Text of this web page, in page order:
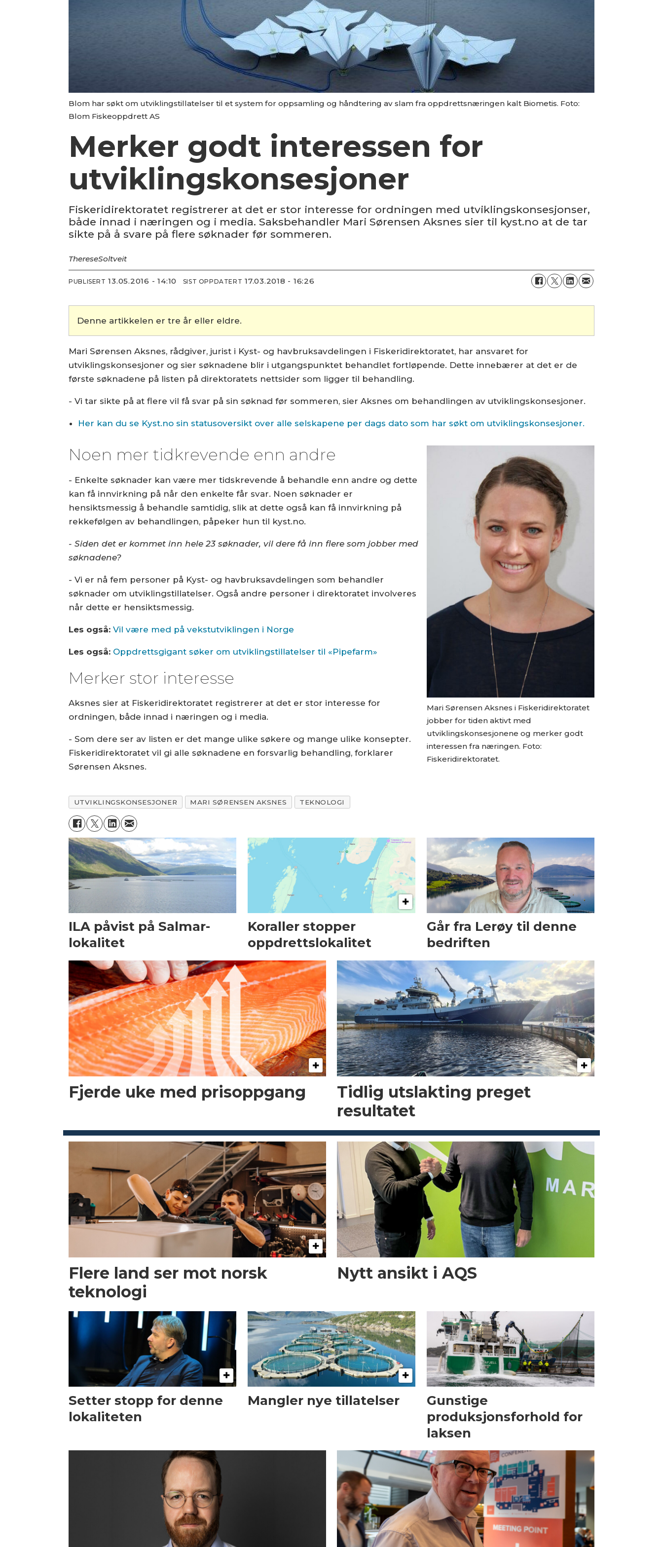
Blom har søkt om utviklingstillatelser til et system for oppsamling og håndtering av slam fra oppdrettsnæringen kalt Biometis. Foto:
Blom Fiskeoppdrett AS
Merker godt interessen for
utviklingskonsesjoner
Fiskeridirektoratet registrerer at det er stor interesse for ordningen med utviklingskonsesjonser,
både innad i næringen og i media. Saksbehandler Mari Sørensen Aksnes sier til kyst.no at de tar
sikte på å svare på flere søknader før sommeren.
ThereseSoltveit
PUBLISERT 13.05.2016 - 14:10 SIST OPPDATERT 17.03.2018 - 16:26
Denne artikkelen er tre år eller eldre.
Mari Sørensen Aksnes, rådgiver, jurist i Kyst- og havbruksavdelingen i Fiskeridirektoratet, har ansvaret for
utviklingskonsesjoner og sier søknadene blir i utgangspunktet behandlet fortløpende. Dette innebærer at det er de
første søknadene på listen på direktoratets nettsider som ligger til behandling.
- Vi tar sikte på at flere vil få svar på sin søknad før sommeren, sier Aksnes om behandlingen av utviklingskonsesjoner.
Her kan du se Kyst.no sin statusoversikt over alle selskapene per dags dato som har søkt om utviklingskonsesjoner.
Mari Sørensen Aksnes i Fiskeridirektoratet
jobber for tiden aktivt med
utviklingskonsesjonene og merker godt
interessen fra næringen. Foto:
Fiskeridirektoratet.
Noen mer tidkrevende enn andre
- Enkelte søknader kan være mer tidskrevende å behandle enn andre og dette
kan få innvirkning på når den enkelte får svar. Noen søknader er
hensiktsmessig å behandle samtidig, slik at dette også kan få innvirkning på
rekkefølgen av behandlingen, påpeker hun til kyst.no.
- Siden det er kommet inn hele 23 søknader, vil dere få inn flere som jobber med
søknadene?
- Vi er nå fem personer på Kyst- og havbruksavdelingen som behandler
søknader om utviklingstillatelser. Også andre personer i direktoratet involveres
når dette er hensiktsmessig.
Les også:Vil være med på vekstutviklingen i Norge
Les også: Oppdrettsgigant søker om utviklingstillatelser til «Pipefarm»
Merker stor interesse
Aksnes sier at Fiskeridirektoratet registrerer at det er stor interesse for
ordningen, både innad i næringen og i media.
- Som dere ser av listen er det mange ulike søkere og mange ulike konsepter.
Fiskeridirektoratet vil gi alle søknadene en forsvarlig behandling, forklarer
Sørensen Aksnes.
UTVIKLINGSKONSESJONER MARI SØRENSEN AKSNES TEKNOLOGI
ILA påvist på Salmar-
lokalitet
Koraller stopper
oppdrettslokalitet
Går fra Lerøy til denne
bedriften
Fjerde uke med prisoppgang
Tidlig utslakting preget
resultatet
Flere land ser mot norsk
teknologi
Nytt ansikt i AQS
Setter stopp for denne
lokaliteten
Mangler nye tillatelser
Gunstige
produksjonsforhold for
laksen